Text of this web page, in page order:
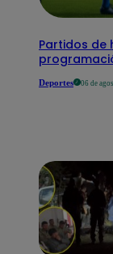
Partidos de
Deportes 06 de